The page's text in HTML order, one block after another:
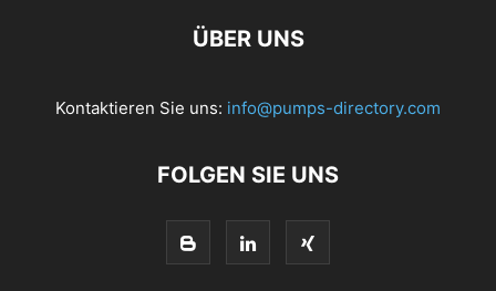
ÜBER UNS
Kontaktieren Sie uns: info@pumps-directory.com
FOLGEN SIE UNS